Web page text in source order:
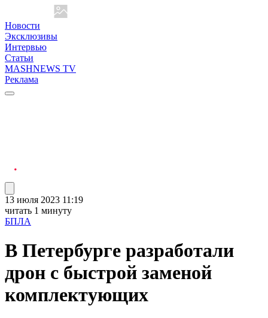
Новости
Эксклюзивы
Интервью
Статьи
MASHNEWS TV
Реклама
13 июля 2023 11:19
читать 1 минуту
БПЛА
В Петербурге разработали
дрон с быстрой заменой
комплектующих